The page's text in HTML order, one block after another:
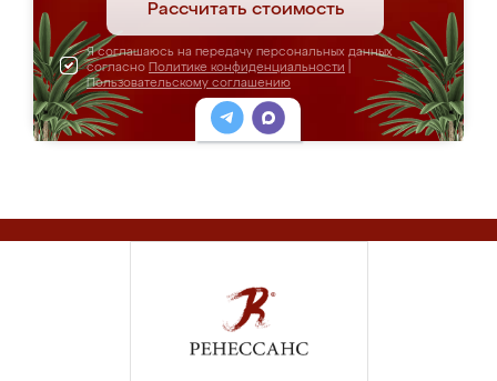
Рассчитать стоимость
Я соглашаюсь на передачу персональных данных
согласно Политике конфиденциальности
Пользовательскому соглашению